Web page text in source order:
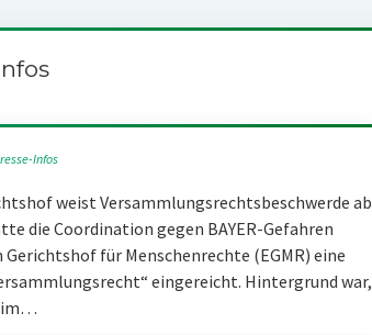
Infos
weist Versammlungsrechtsbeschwerde ab
die Coordination gegen BAYER-Gefahren
Gerichtshof für Menschenrechte (EGMR) eine
eingereicht. Hintergrund war,
im…